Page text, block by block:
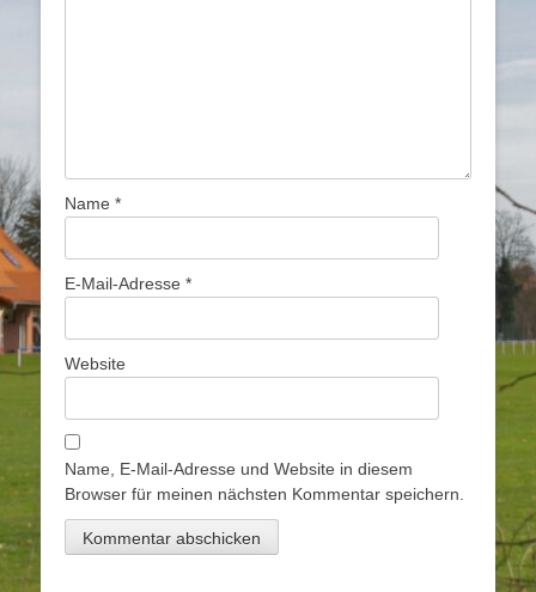
Name *
E-Mail-Adresse *
Website
Name, E-Mail-Adresse und Website in diesem
Browser für meinen nächsten Kommentar speichern.